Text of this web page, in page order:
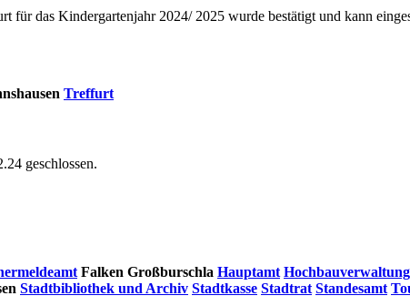
das Kindergartenjahr 2024/ 2025 wurde bestätigt und kann
Treffurt
geschlossen.
Falken Großburschla Hauptamt
Stadtbibliothek und Archiv Stadtkasse Stadtrat Standesamt